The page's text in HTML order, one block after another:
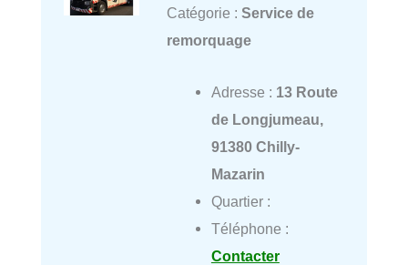
Catégorie : Service de
remorquage
Adresse : 13 Route
de Longjumeau,
91380 Chilly-
Mazarin
Quartier :
Téléphone :
Contacter